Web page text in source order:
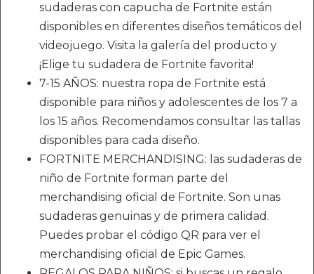
sudaderas con capucha de Fortnite están
disponibles en diferentes diseños temáticos del
videojuego. Visita la galería del producto y
¡Elige tu sudadera de Fortnite favorita!
7-15 AÑOS: nuestra ropa de Fortnite está
disponible para niños y adolescentes de los 7 a
los 15 años. Recomendamos consultar las tallas
disponibles para cada diseño.
FORTNITE MERCHANDISING: las sudaderas de
niño de Fortnite forman parte del
merchandising oficial de Fortnite. Son unas
sudaderas genuinas y de primera calidad.
Puedes probar el código QR para ver el
merchandising oficial de Epic Games.